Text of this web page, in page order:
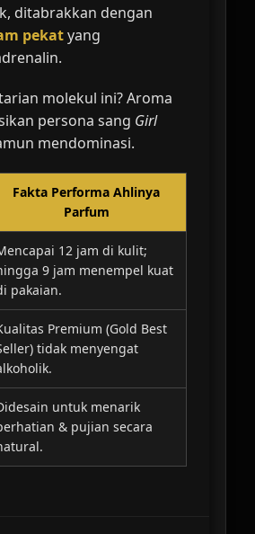
ditabrakkan dengan
pekatyang
molekul ini? Aroma
persona sang Girl
mendominasi.
Fakta Performa Ahlinya
Parfum
12 jam di kulit;
9 jam menempel kuat
pakaian.
Premium (Gold Best
tidak menyengat
untuk menarik
& pujian secara